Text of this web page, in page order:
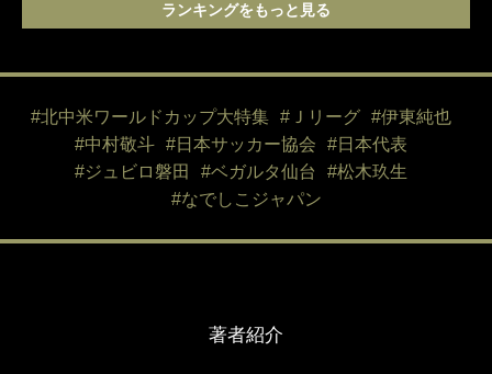
ランキングをもっと見る
#北中米ワールドカップ大特集 #Ｊリーグ
#伊東純也
#中村敬斗
#日本サッカー協会
#日本代表
#ジュビロ磐田
#ベガルタ仙台
#松木玖生
#なでしこジャパン
著者紹介